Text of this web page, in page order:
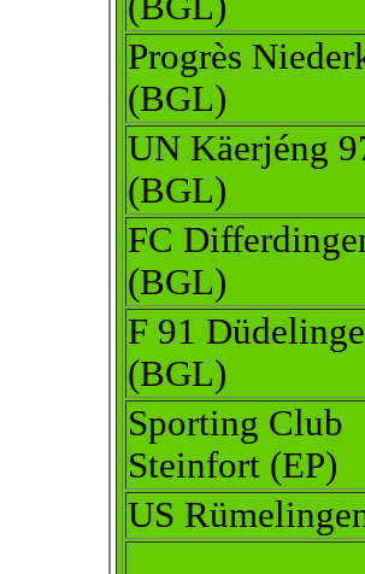
Progrès
(BGL)
UN Käerjéng
(BGL)
FC
(BGL)
F 91
(BGL)
Sporting Club
Steinfort (EP)
US